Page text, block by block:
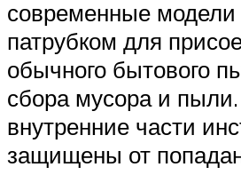
современные
патрубком для
обычного бытового
сбора мусора и
внутренние части
защищены от